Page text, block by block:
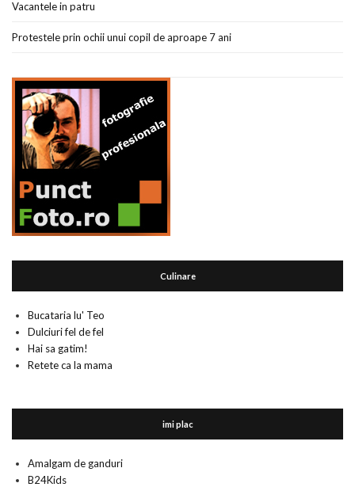
Vacantele in patru
Protestele prin ochii unui copil de aproape 7 ani
Culinare
Bucataria lu' Teo
Dulciuri fel de fel
Hai sa gatim!
Retete ca la mama
imi plac
Amalgam de ganduri
B24Kids